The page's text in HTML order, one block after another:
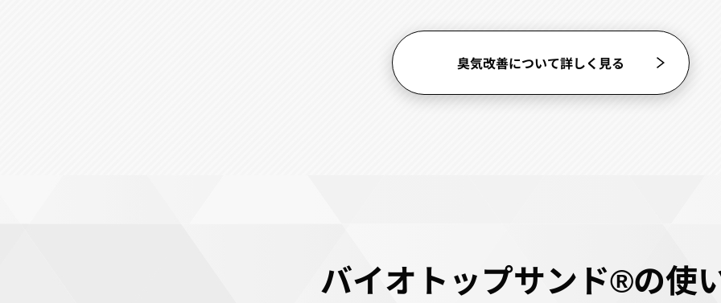
臭気改善について詳しく見る
バイオトップサンド®の使